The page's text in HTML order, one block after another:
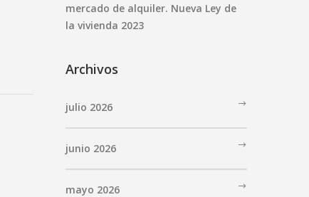
mercado de alquiler. Nueva Ley de
la vivienda 2023
Archivos
julio 2026
junio 2026
mayo 2026